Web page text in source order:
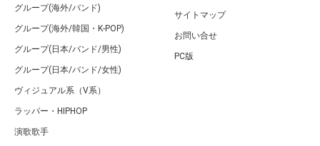
グループ(海外/バンド)
グループ(海外/韓国・K-POP)
グループ(日本/バンド/男性)
グループ(日本/バンド/女性)
ヴィジュアル系（V系）
ラッパー・HIPHOP
演歌歌手
サイトマップ
お問い合せ
PC版